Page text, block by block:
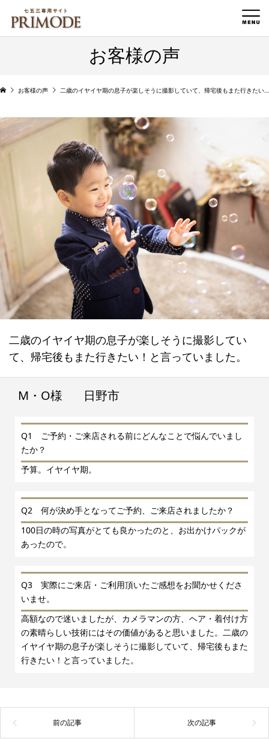
お客様の声
お客様の声 二歳のイヤイヤ期の息子が楽しそうに撮影していて、帰宅後もまた行きたい！と言っていました。
二歳のイヤイヤ期の息子が楽しそうに撮影してい
て、帰宅後もまた行きたい！と言っていました。
M・O様 日野市
Q1 ご予約・ご来店される前にどんなことで悩んでいまし
たか？
予算。イヤイヤ期。
Q2 何が決め手となってご予約、ご来店されましたか？
100日の時の写真がとても良かったのと、お出かけパックが
あったので。
Q3 実際にご来店・ご利用頂いたご感想をお聞かせくださ
いませ。
高額なので迷いましたが、カメラマンの方、ヘア・着付け方
の素晴らしい技術にはその価値があると思いました。二歳の
イヤイヤ期の息子が楽しそうに撮影していて、帰宅後もまた
行きたい！と言っていました。